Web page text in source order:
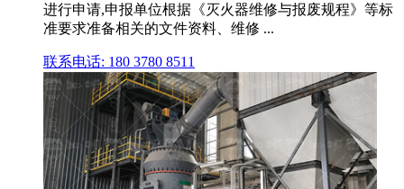
进行申请,申报单位根据《灭火器维修与报废规程》等标
准要求准备相关的文件资料、维修 ...
联系电话: 180 3780 8511